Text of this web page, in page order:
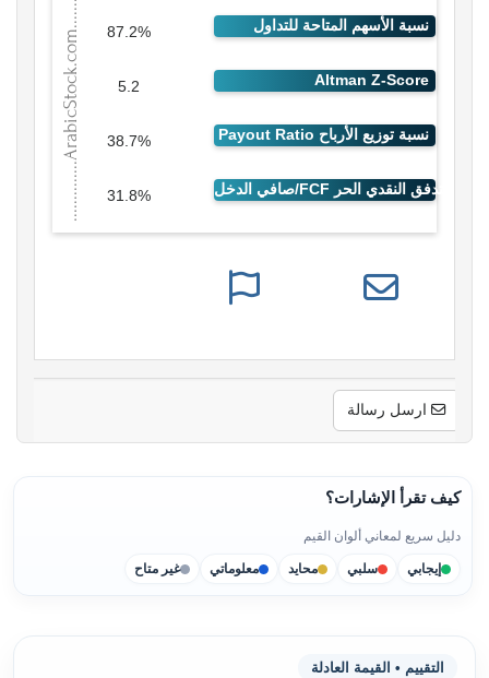
87.2%
5.2
38.7%
31.8%
ارسل رسالة
كيف تقرأ الإشارات؟
دليل سريع لمعاني ألوان القيم
إيجابي سلبي محايد معلوماتي غير متاح
التقييم • القيمة العادلة